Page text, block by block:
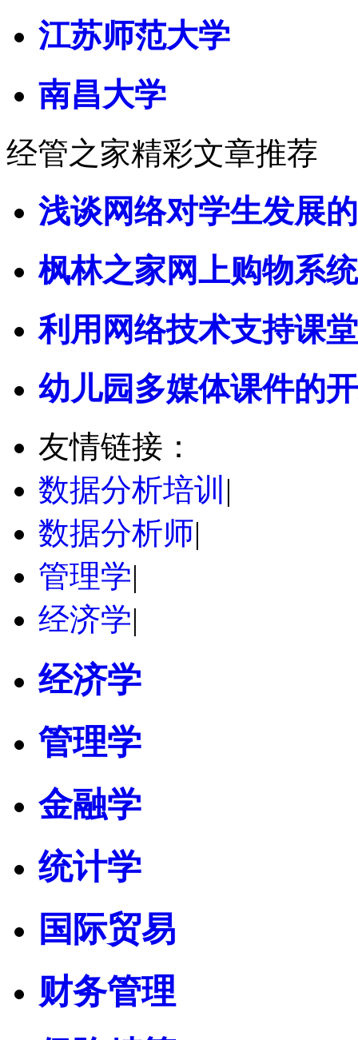
江苏师范大学
南昌大学
经管之家精彩文章推荐
浅谈网络对学生发展
枫林之家网上购物系
利用网络技术支持课
幼儿园多媒体课件的
友情链接：
数据分析培训 |
数据分析师|
管理学|
经济学|
经济学
管理学
金融学
统计学
国际贸易
财务管理